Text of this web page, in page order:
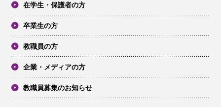
在学生・保護者の方
卒業生の方
教職員の方
企業・メディアの方
教職員募集のお知らせ